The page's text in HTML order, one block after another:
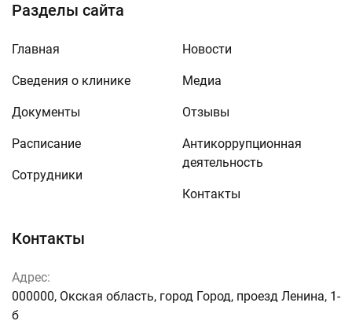
Контакты
Адрес:
000000, Окская область, город Город, проезд Ленина, 1-
б
Разделы сайта
Главная
Сведения о клинике
Документы
Расписание
Сотрудники
Новости
Медиа
Отзывы
Антикоррупционная
деятельность
Контакты